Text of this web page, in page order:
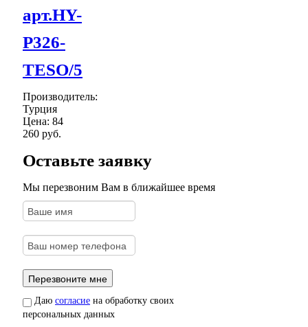
арт.HY-
P326-
TESO/5
Производитель:
Турция
Цена: 84
260 руб.
Оставьте заявку
Мы перезвоним Вам в ближайшее время
Даю согласие на обработку своих
персональных данных